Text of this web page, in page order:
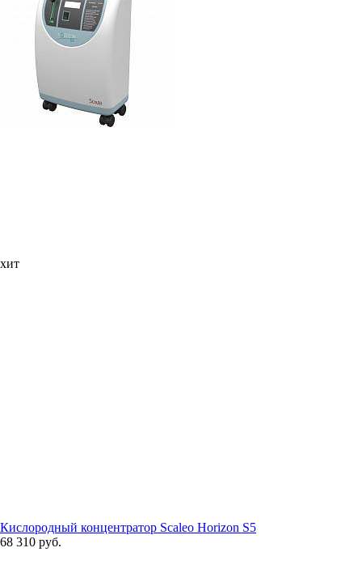
хит
Кислородный концентратор Scaleo Horizon S5
68 310 руб.